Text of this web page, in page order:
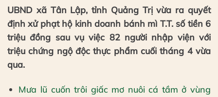
UBND xã Tân Lập, tỉnh Quảng Trị vừa ra quyết
định xử phạt hộ kinh doanh bánh mì T.T. số tiền 6
triệu đồng sau vụ việc 82 người nhập viện với
triệu chứng ngộ độc thực phẩm cuối tháng 4 vừa
qua.
Mưa lũ cuốn trôi giấc mơ nuôi cá tầm ở vùng